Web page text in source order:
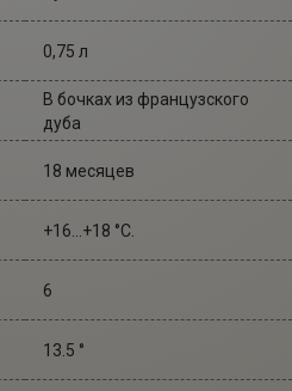
0,75 л
В бочках из французского
дуба
18 месяцев
+16...+18 °С.
6
13.5 °